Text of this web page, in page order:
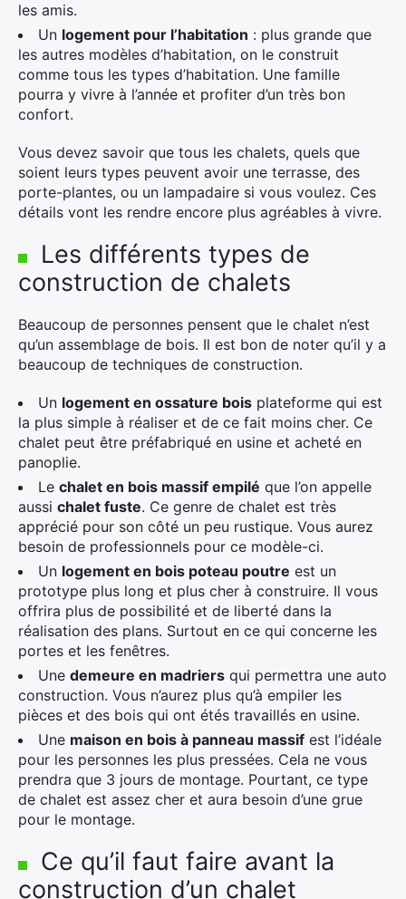
les amis.
Un logement pour l’habitation : plus grande que
les autres modèles d’habitation, on le construit
comme tous les types d’habitation. Une famille
pourra y vivre à l’année et profiter d’un très bon
confort.
Vous devez savoir que tous les chalets, quels que
soient leurs types peuvent avoir une terrasse, des
porte-plantes, ou un lampadaire si vous voulez. Ces
détails vont les rendre encore plus agréables à vivre.
Les différents types de
construction de chalets
Beaucoup de personnes pensent que le chalet n’est
qu’un assemblage de bois. Il est bon de noter qu’il y a
beaucoup de techniques de construction.
Un logement en ossature bois plateforme qui est
la plus simple à réaliser et de ce fait moins cher. Ce
chalet peut être préfabriqué en usine et acheté en
panoplie.
Le chalet en bois massif empilé que l’on appelle
aussi chalet fuste. Ce genre de chalet est très
apprécié pour son côté un peu rustique. Vous aurez
besoin de professionnels pour ce modèle-ci.
Un logement en bois poteau poutre est un
prototype plus long et plus cher à construire. Il vous
offrira plus de possibilité et de liberté dans la
réalisation des plans. Surtout en ce qui concerne les
portes et les fenêtres.
Une demeure en madriers qui permettra une auto
construction. Vous n’aurez plus qu’à empiler les
pièces et des bois qui ont étés travaillés en usine.
Une maison en bois à panneau massif est l’idéale
pour les personnes les plus pressées. Cela ne vous
prendra que 3 jours de montage. Pourtant, ce type
de chalet est assez cher et aura besoin d’une grue
pour le montage.
Ce qu’il faut faire avant la
construction d’un chalet